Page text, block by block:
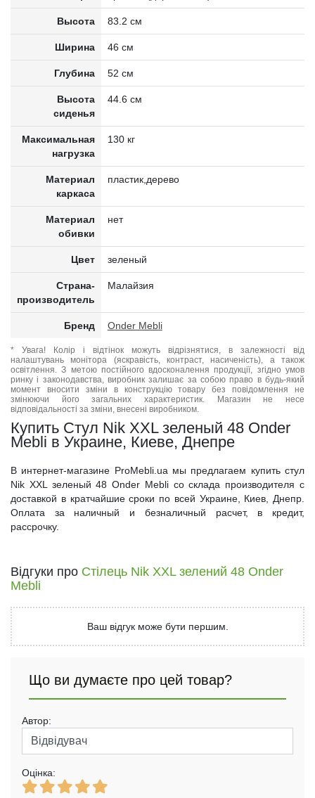
Высота 83.2 см
Ширина 46 см
Глубина 52 см
Высота
сиденья
44.6 см
Максимальная
нагрузка
130 кг
Материал
каркаса
пластик,дерево
Материал
обивки
нет
Цвет зеленый
Страна-
производитель
Малайзия
Бренд Onder Mebli
* Увага! Колір і відтінок можуть відрізнятися, в залежності від
налаштувань монітора (яскравість, контраст, насиченість), а також
освітлення. З метою постійного вдосконалення продукції, згідно умов
ринку і законодавства, виробник залишає за собою право в будь-який
момент вносити зміни в конструкцію товару без повідомлення не
змінюючи його загальних характеристик. Магазин не несе
відповідальності за зміни, внесені виробником.
Купить Стул Nik XXL зеленый 48 Onder
Mebli в Украине, Киеве, Днепре
В интернет-магазине ProMebli.ua мы предлагаем купить стул
Nik XXL зеленый 48 Onder Mebli со склада производителя с
доставкой в кратчайшие сроки по всей Украине, Киев, Днепр.
Оплата за наличный и безналичный расчет, в кредит,
рассрочку.
Відгуки про Стілець Nik XXL зелений 48 Onder
Mebli
Ваш відгук може бути першим.
Що ви думаєте про цей товар?
Автор:
Оцінка: